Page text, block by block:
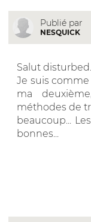
Publié par
NESQUICK
Salut disturbed.
Je suis
ma
méthodes de
beaucoup...
bonnes...